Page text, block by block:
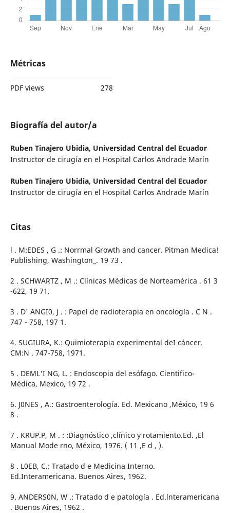
Métricas
PDF views 278
Biografía del autor/a
Ruben Tinajero Ubidia, Universidad Central del Ecuador
Instructor de cirugía en el Hospital Carlos Andrade Marín
Ruben Tinajero Ubidia, Universidad Central del Ecuador
Instructor de cirugía en el Hospital Carlos Andrade Marín
Citas
l . M:EDES , G .: Norrmal Growth and cancer. Pitman Medica!
Publishing, Washington_. 19 73 .
2 . SCHWARTZ , M .: Clínicas Médicas de Norteamérica . 61 3
-622, 19 71.
3 . D' ANGI0, J . : Papel de radioterapia en oncología . C N .
747 - 758, 197 1.
4. SUGIURA, K.: Quimioterapia experimental deI cáncer.
CM:N . 747-758, 1971.
5 . DEML'I NG, L. : Endoscopia del esófago. Cientifico-
Médica, Mexico, 19 72 .
6. J0NES , A.: Gastroenterología. Ed. Mexicano ,México, 19 6
8 .
7 . KRUP.P, M . : :Diagnóstico ,clínico y rotamiento.Ed. ,El
Manual Mode rno, México, 1976. ( 11 ,E d , ).
8 . L0EB, C.: Tratado d e Medicina Interno.
Ed.Interamericana. Buenos Aires, 1962.
9. ANDERS0N, W .: Tratado d e patología . Ed.lnteramericana
. Buenos Aires, 1962 .